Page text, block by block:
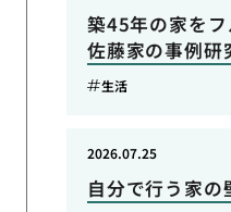
築45年の家を
佐藤家の事例研
生活
自分で行う家
2026.07.25